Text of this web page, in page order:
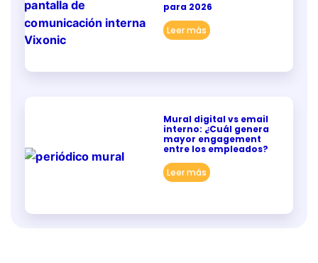
para 2026
Leer más
Mural digital vs email
interno: ¿Cuál genera
mayor engagement
entre los empleados?
Leer más